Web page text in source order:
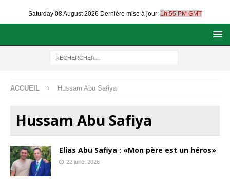
Saturday 08 August 2026 Dernière mise à jour: 1h:55 PM GMT
ACCUEIL Hussam Abu Safiya
Hussam Abu Safiya
Elias Abu Safiya : «Mon père est un héros»
22 juillet 2026